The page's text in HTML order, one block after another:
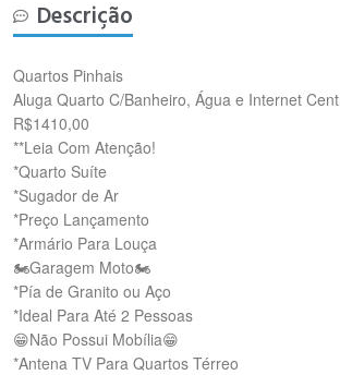
Descrição
Quartos Pinhais
Aluga Quarto C/Banheiro, Água e Internet
R$1410,00
**Leia Com Atenção!
*Quarto Suíte
*Sugador de Ar
*Preço Lançamento
*Armário Para Louça
🏍️Garagem Moto🏍️
*Pía de Granito ou Aço
*Ideal Para Até 2 Pessoas
😁Não Possui Mobília😁
*Antena TV Para Quartos Térreo